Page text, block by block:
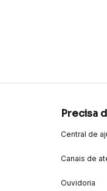
Precisa
Central de
Canais de
Ouvidoria